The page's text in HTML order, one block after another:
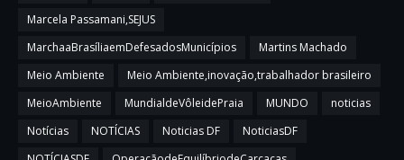
Marcela Passamani,SEJUS
MarchaaBrasíliaemDefesadosMunicípios
Martins Machado
Meio Ambiente
Meio Ambiente,inovação,trabalhador brasileiro
MeioAmbiente
MundialdeVôleidePraia MUNDO
noticias
Notícias
NOTÍCIAS Noticias DF
NoticiasDF